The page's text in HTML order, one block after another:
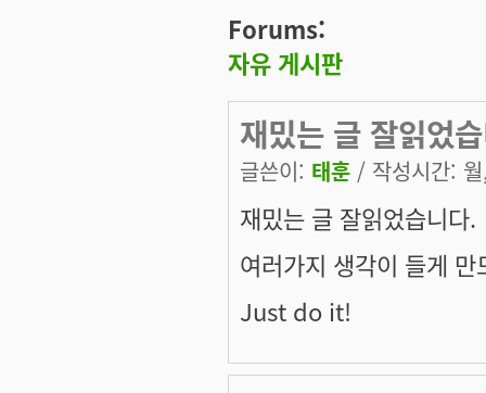
Forums:
자유 게시판
재밌는 글 잘읽었
글쓴이: 태훈 / 작성시간:
재밌는 글 잘읽었습니다.
여러가지 생각이 들게
Just do it!